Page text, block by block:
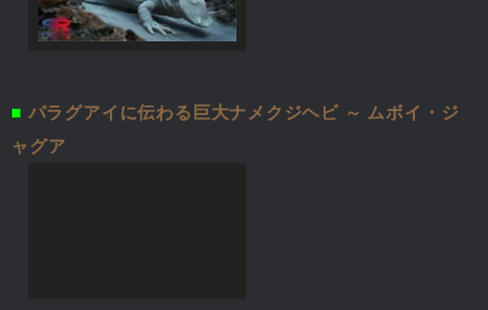
■ パラグアイに伝わる巨大ナメクジヘビ ～ ムボイ・ジ
ャグア